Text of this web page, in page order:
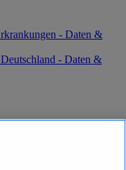
- Daten &
- Daten &